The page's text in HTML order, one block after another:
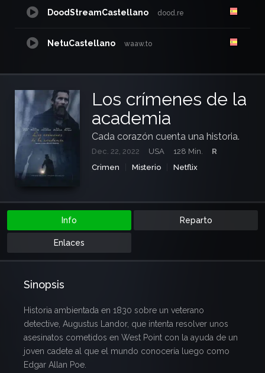
DoodStreamCastellano dood.re
NetuCastellano waaw.to
Los crímenes de la
academia
Cada corazón cuenta una historia.
Dec. 22, 2022 USA 128 Min.
R
Crimen
Misterio
Netflix
Info Reparto
Enlaces
Sinopsis
Historia ambientada en 1830 sobre un veterano
detective, Augustus Landor, que intenta resolver unos
asesinatos cometidos en West Point con la ayuda de un
joven cadete al que el mundo conocería luego como
Edgar Allan Poe.